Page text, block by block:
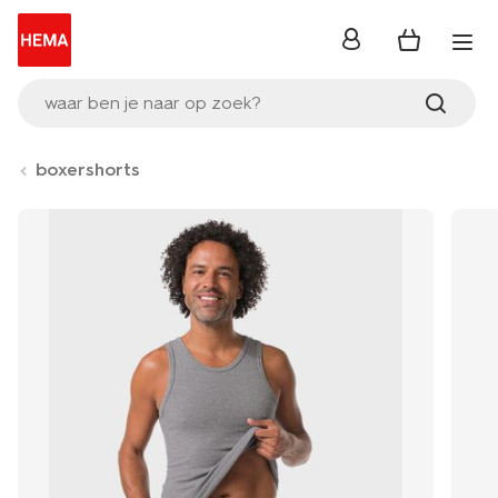
waar ben je naar op zoek?
inloggen
boxershorts